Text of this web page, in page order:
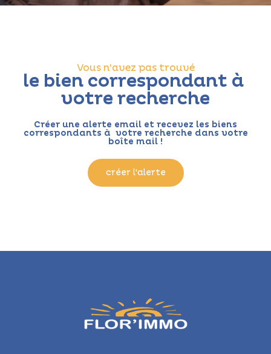
Vous n'avez pas trouvé
le bien correspondant à
votre recherche
Créer une alerte email et recevez les biens
correspondants à votre recherche dans votre
boîte mail !
créer l'alerte